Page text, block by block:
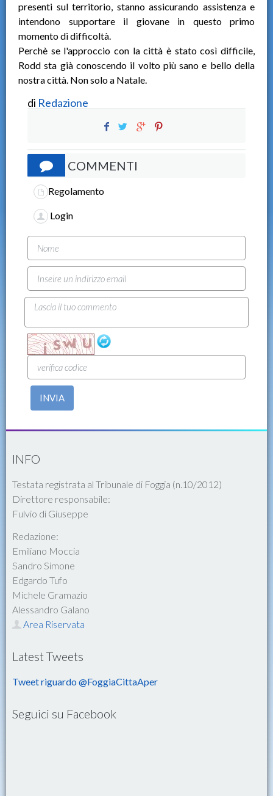
presenti sul territorio, stanno assicurando assistenza e
intendono supportare il giovane in questo primo
momento di difficoltà.
Perchè se l'approccio con la città è stato così difficile,
Rodd sta già conoscendo il volto più sano e bello della
nostra città. Non solo a Natale.
di Redazione
COMMENTI
Regolamento
Login
INVIA
INFO
Testata registrata al Tribunale di Foggia (n.10/2012)
Direttore responsabile:
Fulvio di Giuseppe
Redazione:
Emiliano Moccia
Sandro Simone
Edgardo Tufo
Michele Gramazio
Alessandro Galano
Area Riservata
Latest Tweets
Tweet riguardo @FoggiaCittaAper
Seguici su Facebook